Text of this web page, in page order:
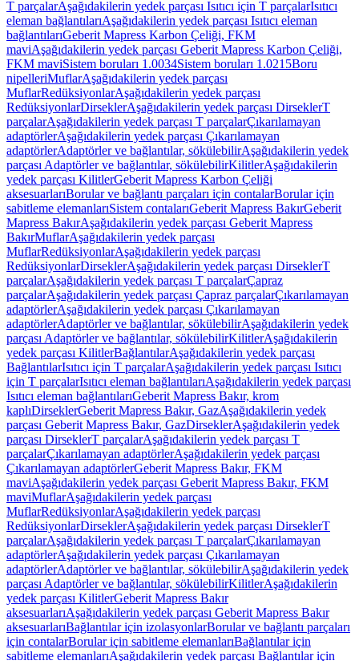
T parçalarAşağıdakilerin yedek parçası Isıtıcı için T parçalarIsıtıcı
eleman bağlantılarıAşağıdakilerin yedek parçası Isıtıcı eleman
bağlantılarıGeberit Mapress Karbon Çeliği, FKM
maviAşağıdakilerin yedek parçası Geberit Mapress Karbon Çeliği,
FKM maviSistem boruları 1.0034Sistem boruları 1.0215Boru
nipelleriMuflarAşağıdakilerin yedek parçası
MuflarRedüksiyonlarAşağıdakilerin yedek parçası
RedüksiyonlarDirseklerAşağıdakilerin yedek parçası DirseklerT
parçalarAşağıdakilerin yedek parçası T parçalarÇıkarılamayan
adaptörlerAşağıdakilerin yedek parçası Çıkarılamayan
adaptörlerAdaptörler ve bağlantılar, sökülebilirAşağıdakilerin yedek
parçası Adaptörler ve bağlantılar, sökülebilirKilitlerAşağıdakilerin
yedek parçası KilitlerGeberit Mapress Karbon Çeliği
aksesuarlarıBorular ve bağlantı parçaları için contalarBorular için
sabitleme elemanlarıSistem contalarıGeberit Mapress BakırGeberit
Mapress BakırAşağıdakilerin yedek parçası Geberit Mapress
BakırMuflarAşağıdakilerin yedek parçası
MuflarRedüksiyonlarAşağıdakilerin yedek parçası
RedüksiyonlarDirseklerAşağıdakilerin yedek parçası DirseklerT
parçalarAşağıdakilerin yedek parçası T parçalarÇapraz
parçalarAşağıdakilerin yedek parçası Çapraz parçalarÇıkarılamayan
adaptörlerAşağıdakilerin yedek parçası Çıkarılamayan
adaptörlerAdaptörler ve bağlantılar, sökülebilirAşağıdakilerin yedek
parçası Adaptörler ve bağlantılar, sökülebilirKilitlerAşağıdakilerin
yedek parçası KilitlerBağlantılarAşağıdakilerin yedek parçası
BağlantılarIsıtıcı için T parçalarAşağıdakilerin yedek parçası Isıtıcı
için T parçalarIsıtıcı eleman bağlantılarıAşağıdakilerin yedek parçası
Isıtıcı eleman bağlantılarıGeberit Mapress Bakır, krom
kaplıDirseklerGeberit Mapress Bakır, GazAşağıdakilerin yedek
parçası Geberit Mapress Bakır, GazDirseklerAşağıdakilerin yedek
parçası DirseklerT parçalarAşağıdakilerin yedek parçası T
parçalarÇıkarılamayan adaptörlerAşağıdakilerin yedek parçası
Çıkarılamayan adaptörlerGeberit Mapress Bakır, FKM
maviAşağıdakilerin yedek parçası Geberit Mapress Bakır, FKM
maviMuflarAşağıdakilerin yedek parçası
MuflarRedüksiyonlarAşağıdakilerin yedek parçası
RedüksiyonlarDirseklerAşağıdakilerin yedek parçası DirseklerT
parçalarAşağıdakilerin yedek parçası T parçalarÇıkarılamayan
adaptörlerAşağıdakilerin yedek parçası Çıkarılamayan
adaptörlerAdaptörler ve bağlantılar, sökülebilirAşağıdakilerin yedek
parçası Adaptörler ve bağlantılar, sökülebilirKilitlerAşağıdakilerin
yedek parçası KilitlerGeberit Mapress Bakır
aksesuarlarıAşağıdakilerin yedek parçası Geberit Mapress Bakır
aksesuarlarıBağlantılar için izolasyonlarBorular ve bağlantı parçaları
için contalarBorular için sabitleme elemanlarıBağlantılar için
sabitleme elemanlarıAşağıdakilerin yedek parçası Bağlantılar için